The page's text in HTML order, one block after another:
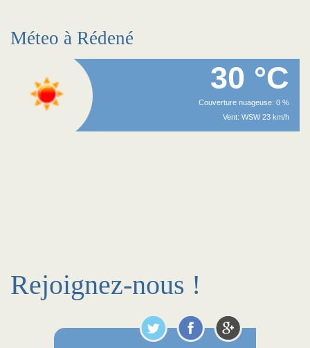
Méteo à Rédené
30 °C
Couverture nuageuse: 0 %
Vent: WSW 23 km/h
Rejoignez-nous !